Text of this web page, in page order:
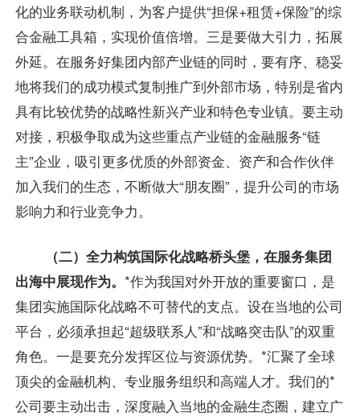
化的业务联动机制，为客户提供“担保+租赁+保险”的综
合金融工具箱，实现价值倍增。三是要做大引力，拓展
外延。在服务好集团内部产业链的同时，要有序、稳妥
地将我们的成功模式复制推广到外部市场，特别是省内
具有比较优势的战略性新兴产业和特色专业镇。要主动
对接，积极争取成为这些重点产业链的金融服务“链
主”企业，吸引更多优质的外部资金、资产和合作伙伴
加入我们的生态，不断做大“朋友圈”，提升公司的市场
影响力和行业竞争力。
（二）全力构筑国际化战略桥头堡，在服务集团
出海中展现作为。 *作为我国对外开放的重要窗口，是
集团实施国际化战略不可替代的支点。设在当地的公司
平台，必须承担起“超级联系人”和“战略突击队”的双重
角色。一是要充分发挥区位与资源优势。*汇聚了全球
顶尖的金融机构、专业服务组织和高端人才。我们的*
公司要主动出击，深度融入当地的金融生态圈，建立广